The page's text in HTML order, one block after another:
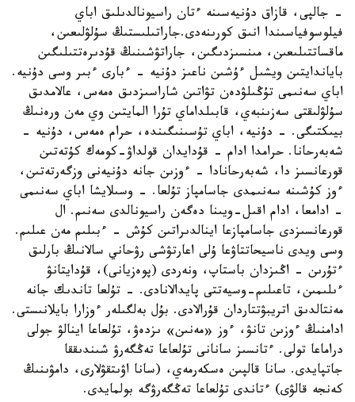
- جالپى، قازاق دۇنيەسىنە ءتان راسيونالدىلىق اباي
فيلوسوفياسىندا انىق كورىنەدى.جاراتىلىستىڭ سۇلۋلىعىن،
ماقساتتىلىعىن، مىنسىزدىگىن، جاراتۋشىنىڭ قۇدىرەتتىلىگىن
باياندايتىن ويشىل ءۇشىن ناعىز دۇنيە - ءبارى ءبىر وسى دۇنيە.
اباي سەنىمى تۇڭىلۋدەن تۋاتىن شاراسىزدىق ەمەس، عالامدىق
سۇلۋلىقتى سەزىنبەي، قابىلداماي تۇرا المايتىن وي مەن ورەنىڭ
بيىكتىگى. - دۇنيە، اباي تۇسىنىگىندە، حرام ەمەس، دۇنيە -
شەبەرحانا. حرامدا ادام - قۇدايدان قولداۋ-كومەك كۇتەتىن
قورعانسىز دا، شەبەرحانادا - ءوزىن جانە دۇنيەنى وزگەرتەتىن،
ءوز كۇشىنە سەنىمدى جاسامپاز تۇلعا. - وسىلايشا اباي سەنىمى
- ادامعا، ادام اقىل-ويىنا دەگەن راسيونالدى سەنىم. ال
قورعانسىزدى جاسامپازعا اينالدىراتىن كۇش - ءبىلىم مەن عىلىم.
وسى ويدى ناسيحاتتاۋعا ۇلى اعارتۋشى رۋحاني سالانىڭ بارلىق
ءتۇرىن - اڭىزدان باستاپ، ونەردى (پوەزيانى)، قۇدايتانۋ
ءىلىمىن، تاعىلىم-وسيەتتى پايدالانادى. - تۇلعا تاندىك جانە
مەنتالدىق اتريبۋتتاردان قۇرالادى. بۇل بەلگىلەر ءوزارا بايلانىستى.
ادامنىڭ ءوزىن تانۋ، ءوز «مەنىن» ىزدەۋ، تۇلعاعا اينالۋ جولى
دراماعا تولى. ءتانسىز سانانى تۇلعاعا تەڭگەرۋ شىندىققا
جاتپايدى. سانا قالپىن ەسكەرمەي، (سانا اۋىتقۋلارى، دامۋىنىڭ
كەنجە قالۋى) ءتاندى تۇلعاعا تەڭگەرۋگە بولمايدى.